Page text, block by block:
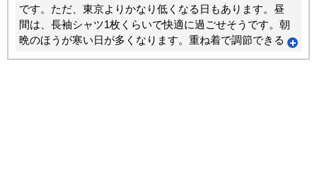
です。ただ、東京よりかなり低くなる日もあります。昼
間は、長袖シャツ1枚くらいで快適に過ごせそうです。朝
晩のほうが寒い日が多くなります。重ね着で調節できる